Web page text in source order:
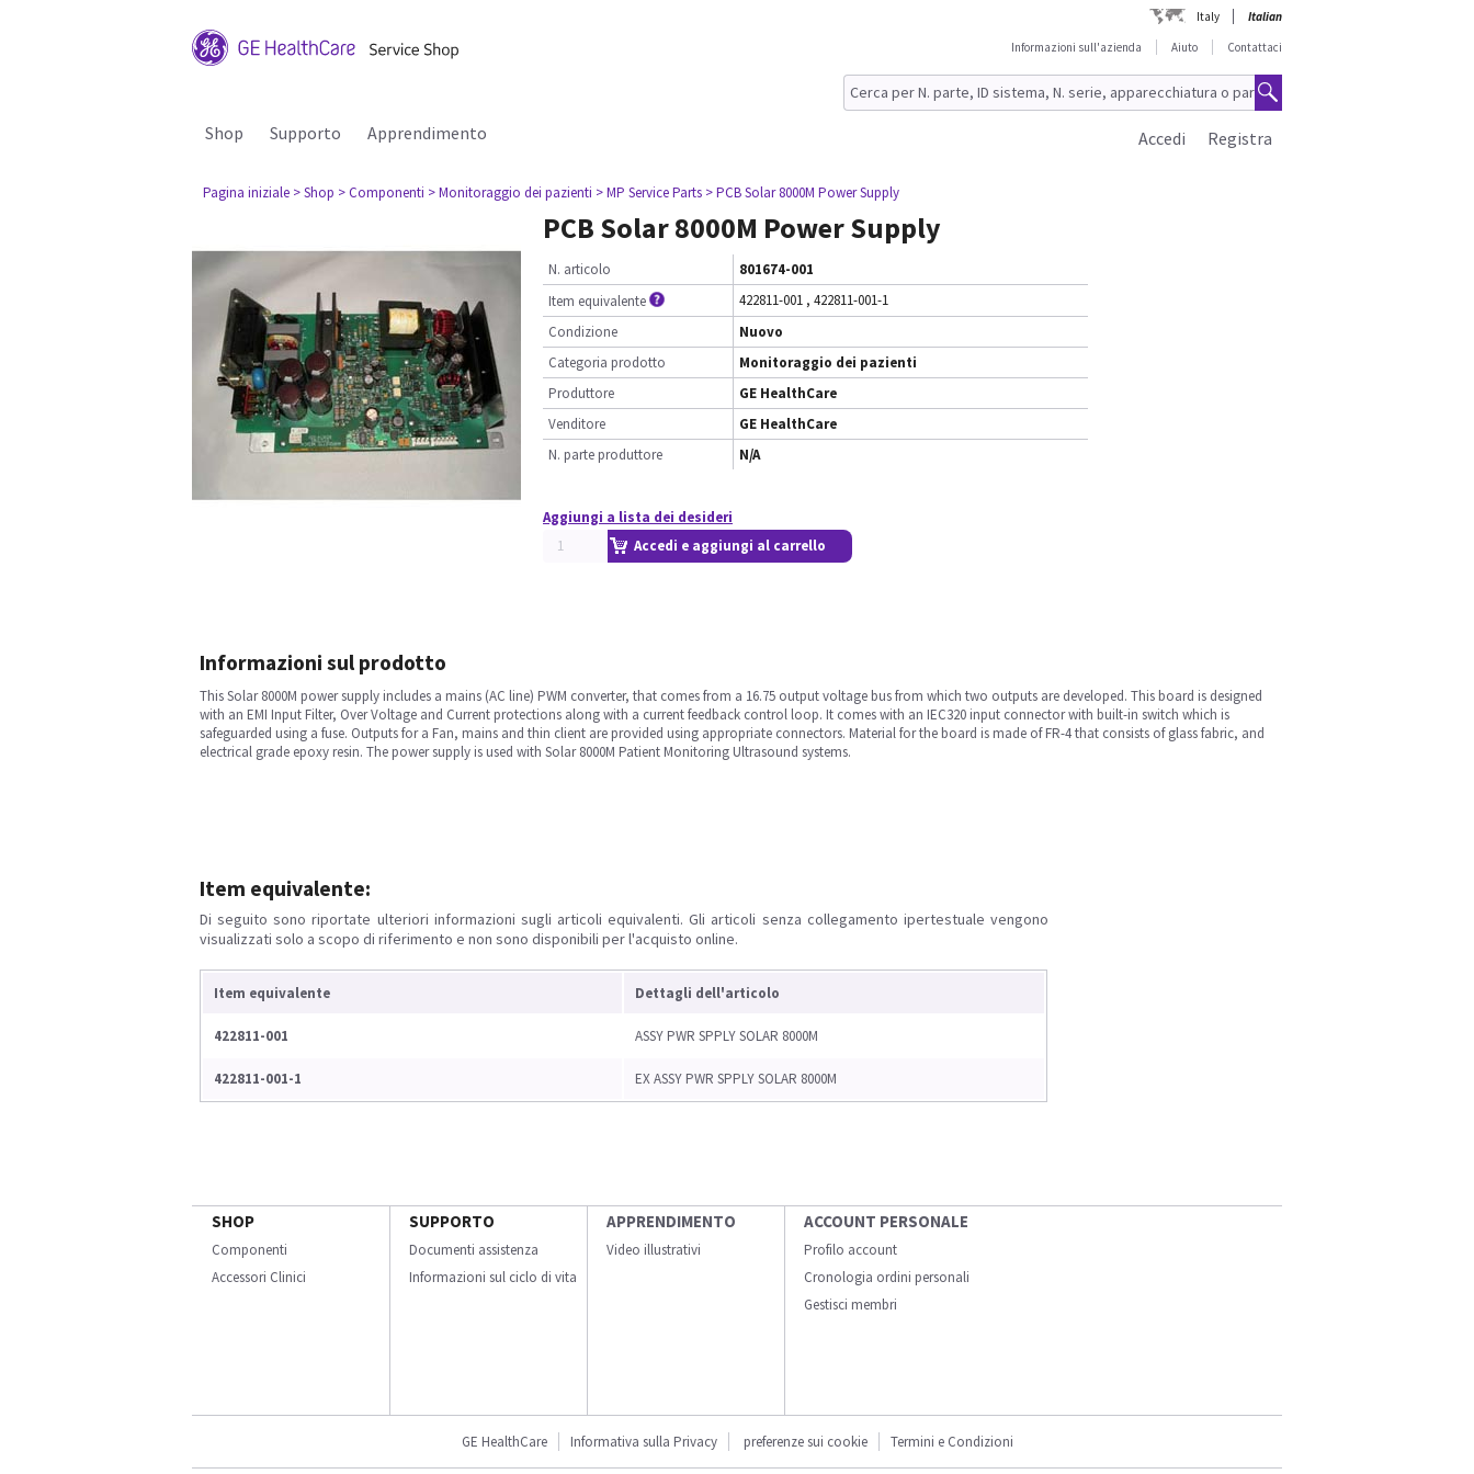
Italy
Italian
Informazioni sull'azienda
Aiuto Contattaci
Shop Supporto Apprendimento Registra
Accedi
Pagina iniziale > Shop > Componenti > Monitoraggio dei pazienti > MP Service Parts > PCB Solar 8000M Power Supply
PCB Solar 8000M Power Supply
N. articolo
801674-001
Item equivalente
422811-001 , 422811-001-1
Condizione
Nuovo
Categoria prodotto
Monitoraggio dei pazienti
Produttore
GE HealthCare
Venditore
GE HealthCare
N. parte produttore
N/A
Aggiungi a lista dei desideri
Accedi e aggiungi al carrello
Informazioni sul prodotto
This Solar 8000M power supply includes a mains (AC line) PWM converter, that comes from a 16.75 output voltage bus from which two outputs are developed. This board is designed
with an EMI Input Filter, Over Voltage and Current protections along with a current feedback control loop. It comes with an IEC320 input connector with built-in switch which is
safeguarded using a fuse. Outputs for a Fan, mains and thin client are provided using appropriate connectors. Material for the board is made of FR-4 that consists of glass fabric, and
electrical grade epoxy resin. The power supply is used with Solar 8000M Patient Monitoring Ultrasound systems.
Item equivalente:
Di seguito sono riportate ulteriori informazioni sugli articoli equivalenti. Gli articoli senza collegamento ipertestuale vengono
visualizzati solo a scopo di riferimento e non sono disponibili per l'acquisto online.
Item equivalente Dettagli dell'articolo
422811-001 ASSY PWR SPPLY SOLAR 8000M
422811-001-1 EX ASSY PWR SPPLY SOLAR 8000M
SHOP
Componenti
Accessori Clinici
SUPPORTO
Documenti assistenza
Informazioni sul ciclo di vita
APPRENDIMENTO
Video illustrativi
ACCOUNT PERSONALE
Profilo account
Cronologia ordini personali
Gestisci membri
GE HealthCare Informativa sulla Privacy preferenze sui cookie Termini e Condizioni